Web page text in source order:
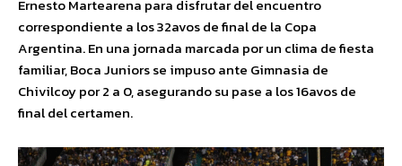
Ernesto Martearena para disfrutar del encuentro
correspondiente a los 32avos de final de la Copa
Argentina. En una jornada marcada por un clima de fiesta
familiar, Boca Juniors se impuso ante Gimnasia de
Chivilcoy por 2 a 0, asegurando su pase a los 16avos de
final del certamen.